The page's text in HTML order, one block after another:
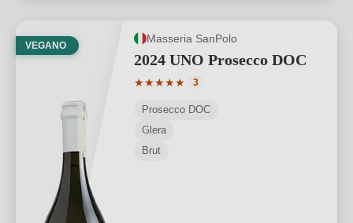
VEGANO
Masseria SanPolo
2024 UNO Prosecco DOC
★★★★★
Valutazione media di 5 su 5 stelle
3
Prosecco DOC
Glera
Brut